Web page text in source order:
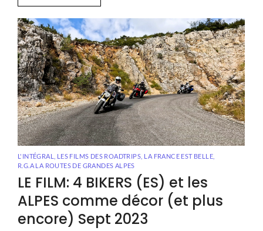
L'INTÉGRAL, LES FILMS DES ROADTRIPS LA FRANCE EST BELLE
R.G.A LA ROUTES DE GRANDES ALPES
LE FILM: 4 BIKERS (ES) et les
ALPES comme décor (et plus
encore) Sept 2023